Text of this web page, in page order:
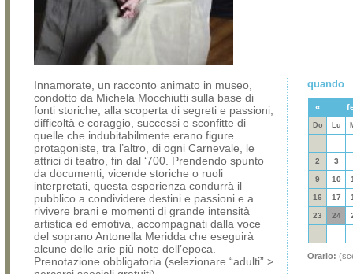
Innamorate, un racconto animato in museo,
condotto da Michela Mocchiutti sulla base di
fonti storiche, alla scoperta di segreti e passioni,
difficoltà e coraggio, successi e sconfitte di
quelle che indubitabilmente erano figure
protagoniste, tra l’altro, di ogni Carnevale, le
attrici di teatro, fin dal ‘700. Prendendo spunto
da documenti, vicende storiche o ruoli
interpretati, questa esperienza condurrà il
pubblico a condividere destini e passioni e a
rivivere brani e momenti di grande intensità
artistica ed emotiva, accompagnati dalla voce
del soprano Antonella Meridda che eseguirà
alcune delle arie più note dell’epoca.
Prenotazione obbligatoria (selezionare “adulti” >
quando
«
Do Lu
2 3
9 10
16 17
23 24
Orario: